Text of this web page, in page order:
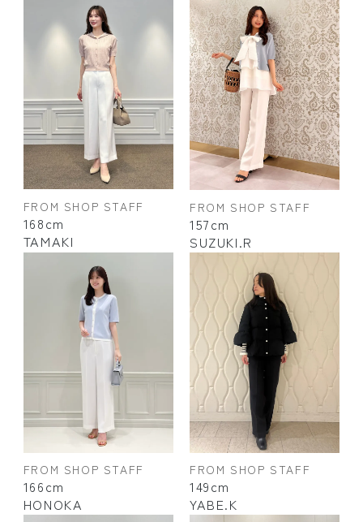
FROM SHOP STAFF
168cm
TAMAKI
FROM SHOP STAFF
157cm
SUZUKI.R
FROM SHOP STAFF
166cm
HONOKA
FROM SHOP STAFF
149cm
YABE.K